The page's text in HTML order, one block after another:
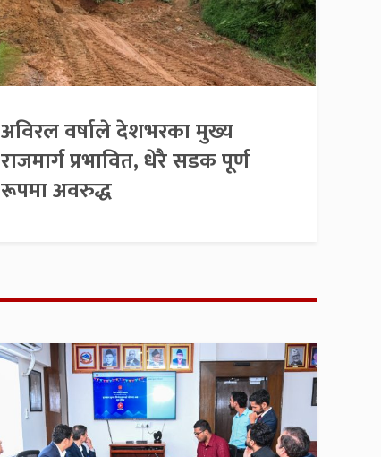
अविरल वर्षाले देशभरका मुख्य
राजमार्ग प्रभावित, धेरै सडक पूर्ण
रूपमा अवरुद्ध